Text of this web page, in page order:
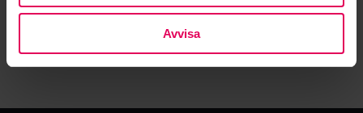
Avvisa